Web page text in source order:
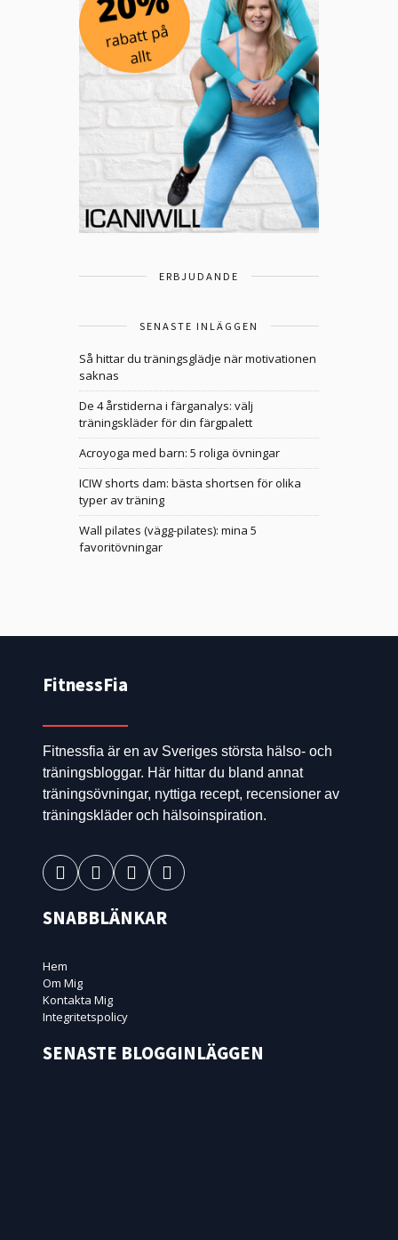
ERBJUDANDE
SENASTE INLÄGGEN
Så hittar du träningsglädje när motivationen
saknas
De 4 årstiderna i färganalys: välj
träningskläder för din färgpalett
Acroyoga med barn: 5 roliga övningar
ICIW shorts dam: bästa shortsen för olika
typer av träning
Wall pilates (vägg-pilates): mina 5
favoritövningar
FitnessFia
Fitnessfia är en av Sveriges största hälso- och
träningsbloggar. Här hittar du bland annat
träningsövningar, nyttiga recept, recensioner av
träningskläder och hälsoinspiration.
SNABBLÄNKAR
Hem
Om Mig
Kontakta Mig
Integritetspolicy
SENASTE BLOGGINLÄGGEN